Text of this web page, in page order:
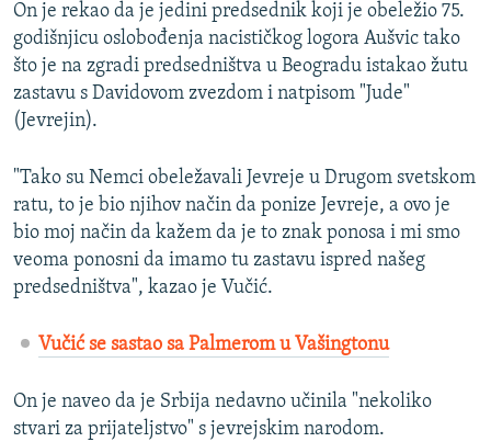
On je rekao da je jedini predsednik koji je obeležio 75.
godišnjicu oslobođenja nacističkog logora Aušvic tako
što je na zgradi predsedništva u Beogradu istakao žutu
zastavu s Davidovom zvezdom i natpisom "Jude"
(Jevrejin).
"Tako su Nemci obeležavali Jevreje u Drugom svetskom
ratu, to je bio njihov način da ponize Jevreje, a ovo je
bio moj način da kažem da je to znak ponosa i mi smo
veoma ponosni da imamo tu zastavu ispred našeg
predsedništva", kazao je Vučić.
Vučić se sastao sa Palmerom u Vašingtonu
On je naveo da je Srbija nedavno učinila "nekoliko
stvari za prijateljstvo" s jevrejskim narodom.